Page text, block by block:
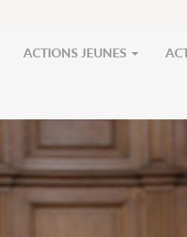
ACTIONS JEUNES